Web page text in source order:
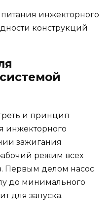
и принцип
инжекторного
зажигания
режим всех
Первым делом насос
до минимального
для запуска.